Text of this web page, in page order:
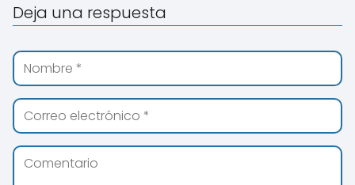
Deja una respuesta